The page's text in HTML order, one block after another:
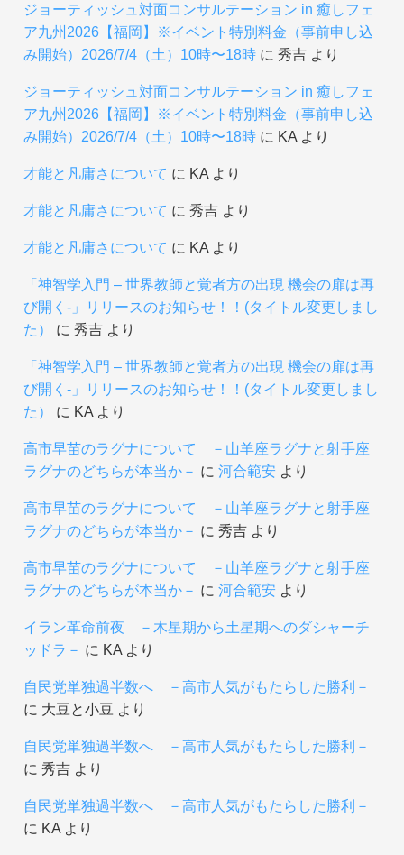
ジョーティッシュ対面コンサルテーション in 癒しフェ
ア九州2026【福岡】※イベント特別料金（事前申し込
み開始）2026/7/4（土）10時〜18時に 秀吉より
ジョーティッシュ対面コンサルテーション in 癒しフェ
ア九州2026【福岡】※イベント特別料金（事前申し込
み開始）2026/7/4（土）10時〜18時に KAより
才能と凡庸さについて に KAより
才能と凡庸さについて に 秀吉より
才能と凡庸さについて に KAより
「神智学入門 – 世界教師と覚者方の出現 機会の扉は再
び開く-」リリースのお知らせ！！(タイトル変更しまし
た）
に 秀吉より
「神智学入門 – 世界教師と覚者方の出現 機会の扉は再
び開く-」リリースのお知らせ！！(タイトル変更しまし
た）
に KAより
高市早苗のラグナについて －山羊座ラグナと射手座
ラグナのどちらが本当か－ に 河合範安より
高市早苗のラグナについて －山羊座ラグナと射手座
ラグナのどちらが本当か－ に 秀吉より
高市早苗のラグナについて －山羊座ラグナと射手座
ラグナのどちらが本当か－ に 河合範安より
イラン革命前夜 －木星期から土星期へのダシャーチ
ッドラ－ に KAより
自民党単独過半数へ －高市人気がもたらした勝利－
に 大豆と小豆 より
自民党単独過半数へ －高市人気がもたらした勝利－
に 秀吉より
自民党単独過半数へ －高市人気がもたらした勝利－
に KAより